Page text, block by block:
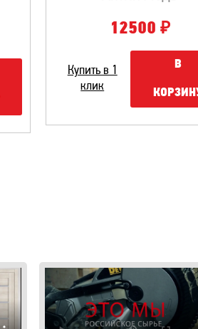
12500 ₽
Купить в 1
клик
В